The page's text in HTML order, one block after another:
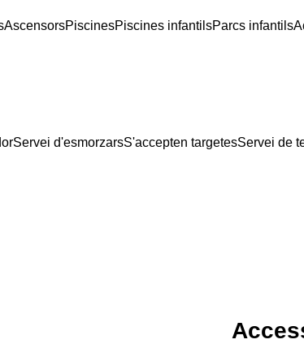
AscensorsPiscinesPiscines infantilsParcs infantils
Servei d'esmorzarsS'accepten targetesServei de